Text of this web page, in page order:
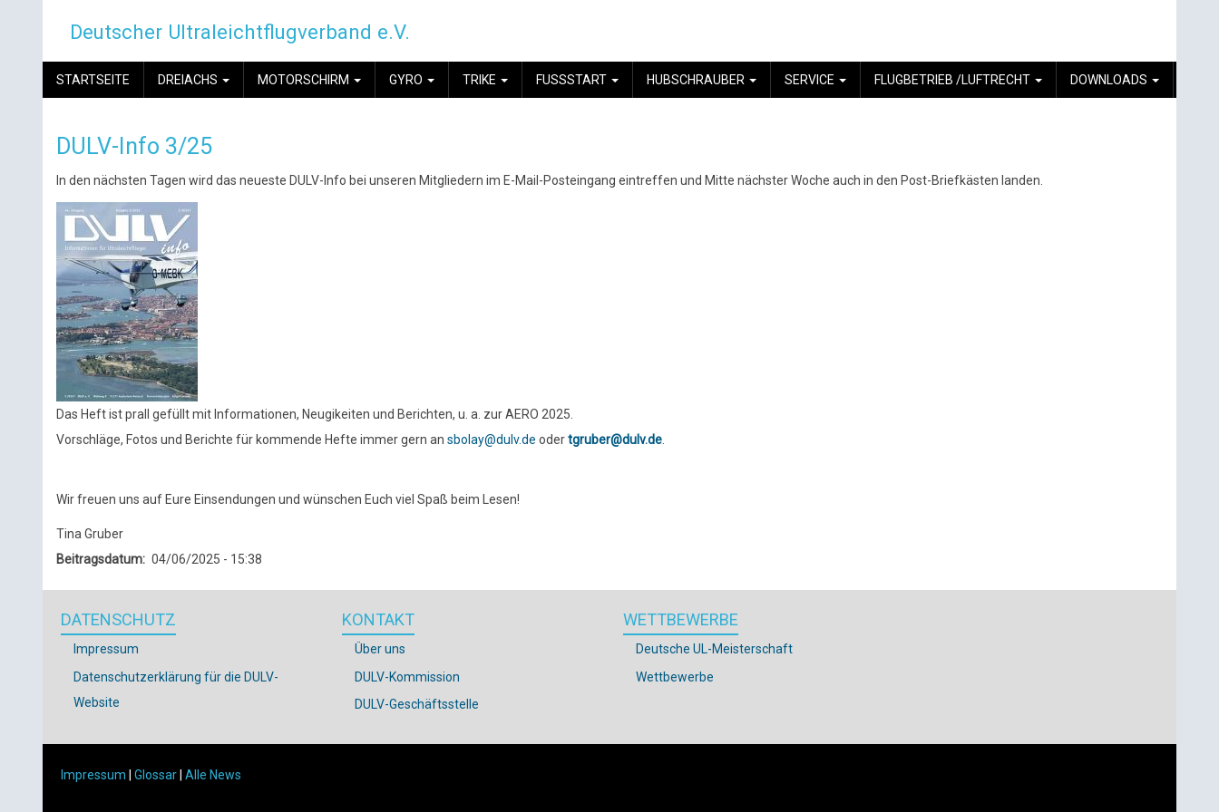
Deutscher Ultraleichtflugverband e.V.
MAIN
NAVIGATION
STARTSEITE DREIACHS MOTORSCHIRM GYRO TRIKE FUSSSTART HUBSCHRAUBER SERVICE FLUGBETRIEB /LUFTRECHT DOWNLOADS
DULV-Info 3/25
In den nächsten Tagen wird das neueste DULV-Info bei unseren Mitgliedern im E-Mail-Posteingang eintreffen und Mitte nächster Woche auch in den Post-Briefkästen landen.
Das Heft ist prall gefüllt mit Informationen, Neugikeiten und Berichten, u. a. zur AERO 2025.
Vorschläge, Fotos und Berichte für kommende Hefte immer gern an sbolay@dulv.de odertgruber@dulv.de
Wir freuen uns auf Eure Einsendungen und wünschen Euch viel Spaß beim Lesen!
Tina Gruber
Beitragsdatum
04/06/2025 - 15:38
DATENSCHUTZ
Impressum
Datenschutzerklärung für die DULV-
Website
KONTAKT
Über uns
DULV-Kommission
DULV-Geschäftsstelle
WETTBEWERBE
Deutsche UL-Meisterschaft
Wettbewerbe
Impressum Glossar Alle News